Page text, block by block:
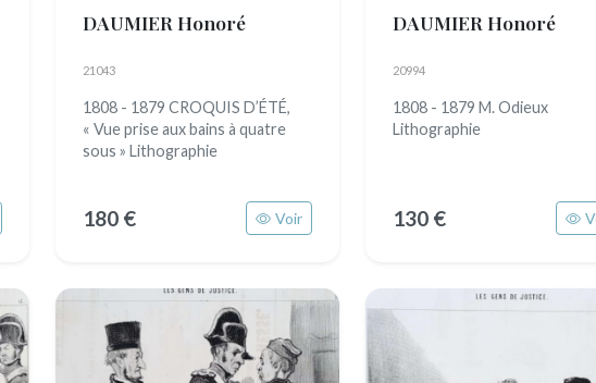
DAUMIER Honoré
21043
1808 - 1879 CROQUIS D’ÉTÉ,
« Vue prise aux bains à quatre
sous » Lithographie
180 € Voir
DAUMIER Honoré
20994
1808 - 1879 M. Odieux
Lithographie
130 €